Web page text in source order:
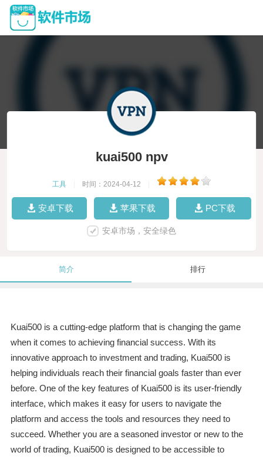
kuai500 npv
工具 时间：2024-04-12
安卓下载 苹果下载 PC下载
安卓市场，安全绿色
简介 排行
Kuai500 is a cutting-edge platform that is changing the game
when it comes to achieving financial success. With its
innovative approach to investment and trading, Kuai500 is
helping individuals reach their financial goals faster than ever
before. One of the key features of Kuai500 is its user-friendly
interface, which makes it easy for users to navigate the
platform and access the tools and resources they need to
succeed. Whether you are a seasoned investor or new to the
world of trading, Kuai500 is designed to be accessible to